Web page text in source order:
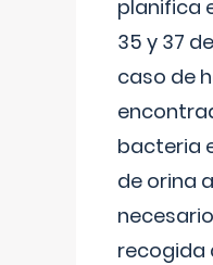
planifica
35 y 37
caso de
bacteria
de orina
recogida